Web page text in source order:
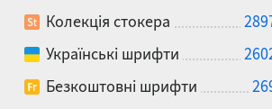
Колекція стокера
Українські шрифти
Безкоштовні шрифти